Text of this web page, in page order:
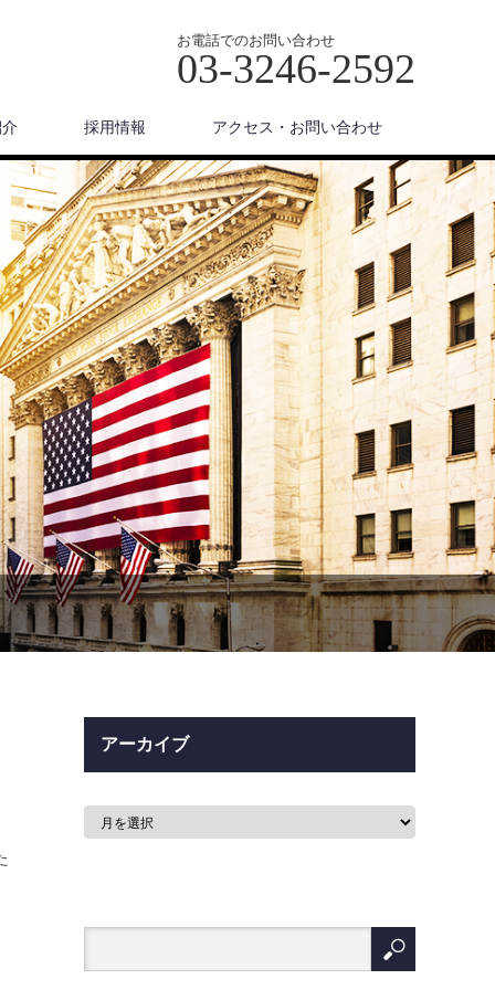
お電話でのお問い合わせ
03-3246-2592
採用情報 アクセス・お問い合わせ
アーカイブ